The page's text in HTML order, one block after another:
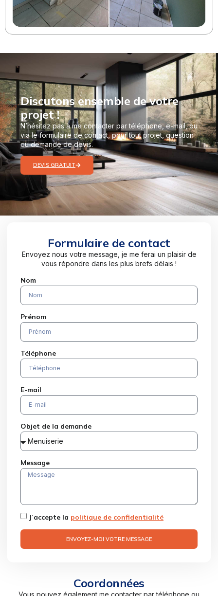
Discutons ensemble de votre
projet !
N’hésitez pas à me contacter par téléphone, e-mail, ou
via le formulaire de contact, pour tout projet, question
ou demande de devis.
DEVIS GRATUIT
Formulaire de contact
Envoyez nous votre message, je me ferai un plaisir de
vous répondre dans les plus brefs délais !
Nom
Prénom
Téléphone
E-mail
Objet de la demande
Message
J’accepte la politique de confidentialité
ENVOYEZ-MOI VOTRE MESSAGE
Coordonnées